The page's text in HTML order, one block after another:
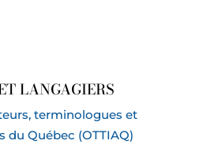
LANGAGIERS
terminologues et
du Québec (OTTIAQ)